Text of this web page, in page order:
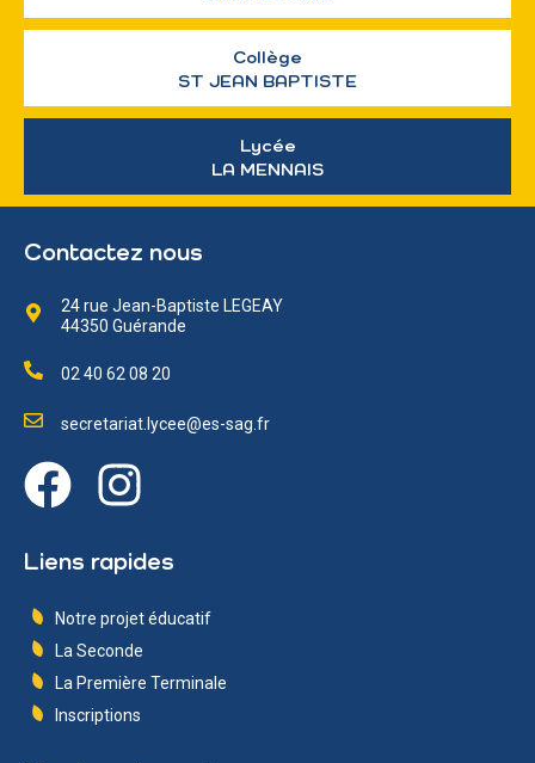
Collège
ST JEAN BAPTISTE
Lycée
LA MENNAIS
Contactez nous
24 rue Jean-Baptiste LEGEAY
44350 Guérande
02 40 62 08 20
secretariat.lycee@es-sag.fr
Liens rapides
Notre projet éducatif
La Seconde
La Première Terminale
Inscriptions